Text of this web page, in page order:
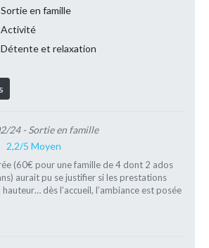
Sortie en famille
Activité
Détente et relaxation
24- Sortie en famille
2,2/5 Moyen
(60€ pour une famille de 4 dont 2 ados
aurait pu se justifier si les prestations
dès l’accueil, l’ambiance est posée